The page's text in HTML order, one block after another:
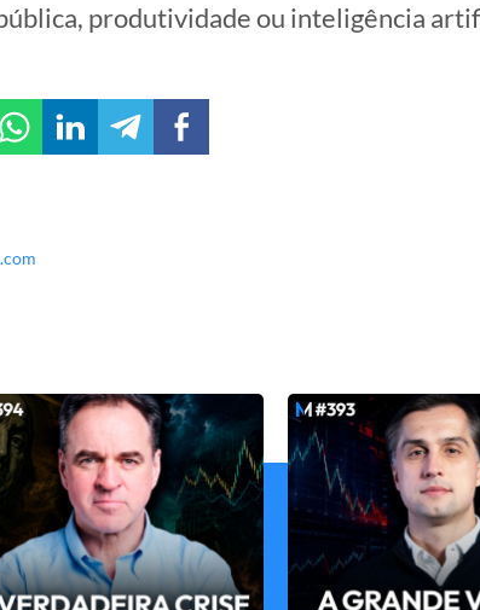
produtividade ou inteligência